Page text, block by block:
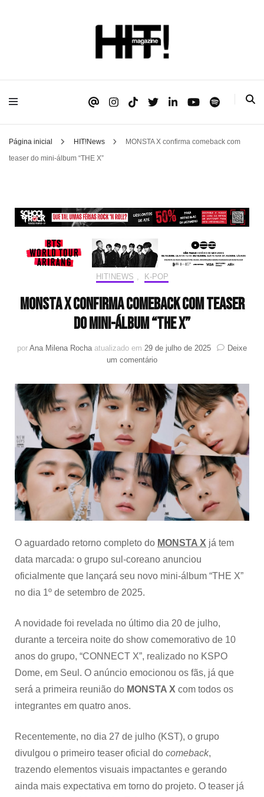
HIT!Magazine
Página inicial HIT!News
MONSTA X confirma comeback com
teaser do mini-álbum “THE X”
HIT!NEWS K-POP
MONSTA X confirma comeback com teaser
do mini-álbum “THE X”
por Ana Milena Rocha atualizado em 29 de julho de 2025
Deixe
um comentárioem
X
confirma
comeback
com
teaser
do
mini-
álbum
“THE
O aguardado retorno completo do MONSTA X já tem
data marcada: o grupo sul-coreano anunciou
oficialmente que lançará seu novo mini-álbum “THE X”
no dia 1º de setembro de 2025.
A novidade foi revelada no último dia 20 de julho,
durante a terceira noite do show comemorativo de 10
anos do grupo, “CONNECT X”, realizado no KSPO
Dome, em Seul. O anúncio emocionou os fãs, já que
será a primeira reunião do MONSTA X com todos os
integrantes em quatro anos.
Recentemente, no dia 27 de julho (KST), o grupo
divulgou o primeiro teaser oficial do comeback,
trazendo elementos visuais impactantes e gerando
ainda mais expectativa em torno do projeto. O teaser já